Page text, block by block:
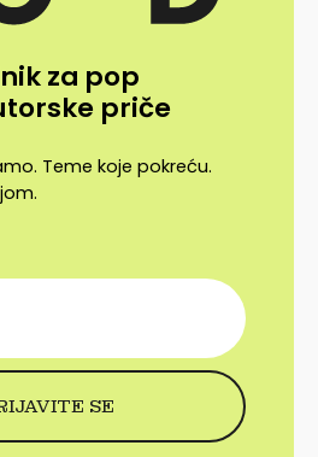
za pop
priče
Teme koje pokreću.